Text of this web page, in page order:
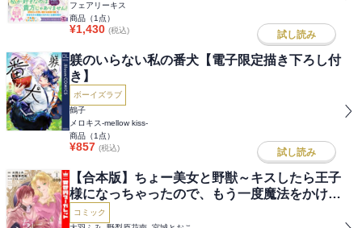
フェアリーキス
商品（1 点）
¥1,430 (税込) 試し読み
躾のいらない私の番犬【電子限定描き下ろし付
き】
ボーイズラブ
鶴子
メロキス-mellow kiss-
商品（1 点）
¥857 (税込) 試し読み
【合本版】ちょー美女と野獣～キスしたら王子
様になっちゃったので、もう一度魔法をかけな
くちゃ～
コミック